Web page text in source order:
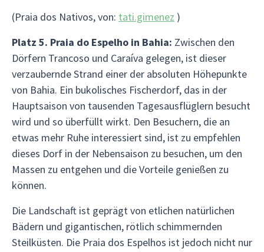
(Praia dos Nativos, von: tati.gimenez )
Platz 5. Praia do Espelho in Bahia: Zwischen den
Dörfern Trancoso und Caraíva gelegen, ist dieser
verzaubernde Strand einer der absoluten Höhepunkte
von Bahia. Ein bukolisches Fischerdorf, das in der
Hauptsaison von tausenden Tagesausflüglern besucht
wird und so überfüllt wirkt. Den Besuchern, die an
etwas mehr Ruhe interessiert sind, ist zu empfehlen
dieses Dorf in der Nebensaison zu besuchen, um den
Massen zu entgehen und die Vorteile genießen zu
können.
Die Landschaft ist geprägt von etlichen natürlichen
Bädern und gigantischen, rötlich schimmernden
Steilküsten. Die Praia dos Espelhos ist jedoch nicht nur